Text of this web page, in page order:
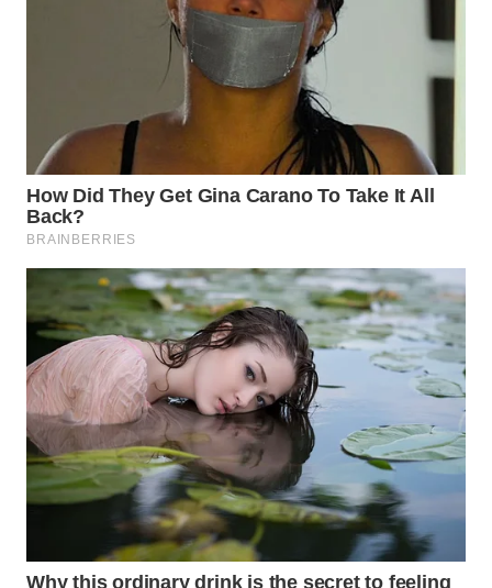
WAHANA
NEWS
WAHANA
TANI
WAHANA
ADVOKAT
WAHANA
INFRASTRUKTUR
WAHANA
KONSUMEN
LISTRIK